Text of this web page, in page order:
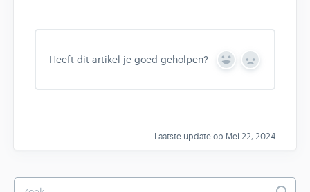
Heeft dit artikel je goed geholpen?
Y
s
N
Laatste update op Mei 22, 2024